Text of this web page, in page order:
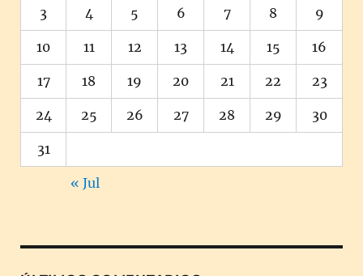
3 4 5 6 7 8 9
10 11 12 13 14 15 16
17 18 19 20 21 22 23
24 25 26 27 28 29 30
31
« Jul